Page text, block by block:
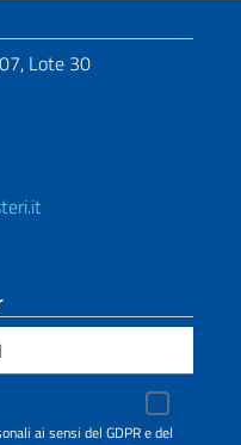
Lote 30
ai sensi del GDPR e del